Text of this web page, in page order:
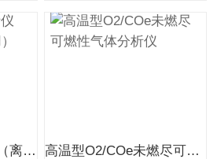
电化学氧含量分析仪（离心机反应釜专用） 高温型O2/COe未燃尽可燃性气体分析仪